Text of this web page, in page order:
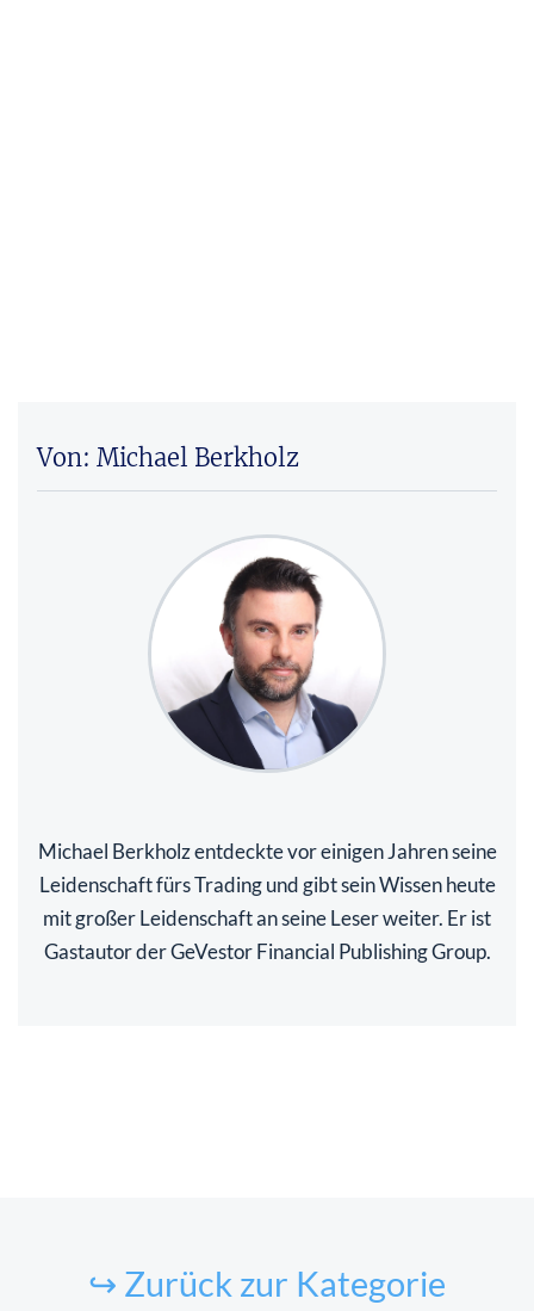
Von: Michael Berkholz
Michael Berkholz entdeckte vor einigen Jahren seine
Leidenschaft fürs Trading und gibt sein Wissen heute
mit großer Leidenschaft an seine Leser weiter. Er ist
Gastautor der GeVestor Financial Publishing Group.
↪ Zurück zur Kategorie